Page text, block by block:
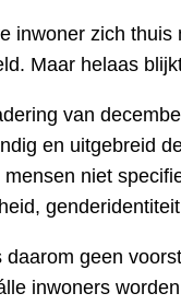
inwoner zich
Maar helaas
van
en uitgebreid
mensen niet
geen
inwoners